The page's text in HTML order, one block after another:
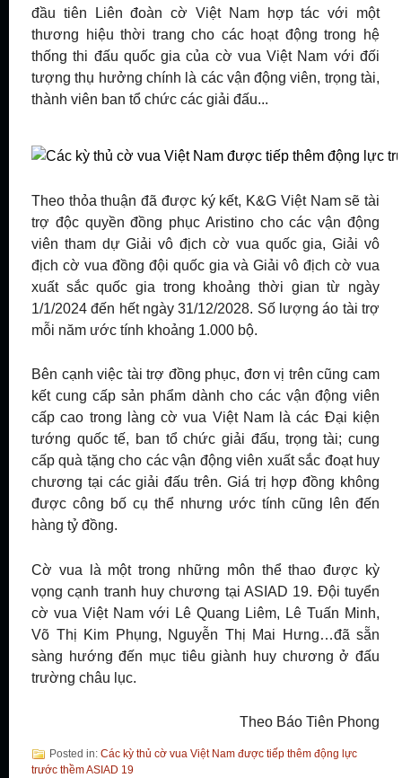
đầu tiên Liên đoàn cờ Việt Nam hợp tác với một
thương hiệu thời trang cho các hoạt động trong hệ
thống thi đấu quốc gia của cờ vua Việt Nam với đối
tượng thụ hưởng chính là các vận động viên, trọng tài,
thành viên ban tổ chức các giải đấu...
Theo thỏa thuận đã được ký kết, K&G Việt Nam sẽ tài
trợ độc quyền đồng phục Aristino cho các vận động
viên tham dự Giải vô địch cờ vua quốc gia, Giải vô
địch cờ vua đồng đội quốc gia và Giải vô địch cờ vua
xuất sắc quốc gia trong khoảng thời gian từ ngày
1/1/2024 đến hết ngày 31/12/2028. Số lượng áo tài trợ
mỗi năm ước tính khoảng 1.000 bộ.
Bên cạnh việc tài trợ đồng phục, đơn vị trên cũng cam
kết cung cấp sản phẩm dành cho các vận động viên
cấp cao trong làng cờ vua Việt Nam là các Đại kiện
tướng quốc tế, ban tổ chức giải đấu, trọng tài; cung
cấp quà tặng cho các vận động viên xuất sắc đoạt huy
chương tại các giải đấu trên. Giá trị hợp đồng không
được công bố cụ thể nhưng ước tính cũng lên đến
hàng tỷ đồng.
Cờ vua là một trong những môn thể thao được kỳ
vọng cạnh tranh huy chương tại ASIAD 19. Đội tuyển
cờ vua Việt Nam với Lê Quang Liêm, Lê Tuấn Minh,
Võ Thị Kim Phụng, Nguyễn Thị Mai Hưng…đã sẵn
sàng hướng đến mục tiêu giành huy chương ở đấu
trường châu lục.
Theo Báo Tiên Phong
Posted in: Các kỳ thủ cờ vua Việt Nam được tiếp thêm động lực
trước thềm ASIAD 19